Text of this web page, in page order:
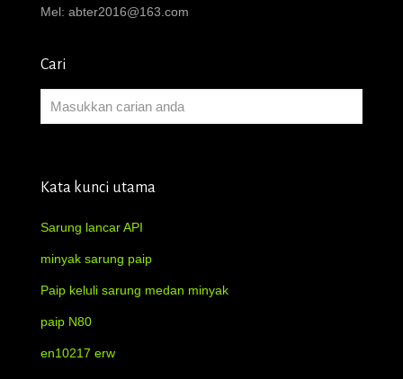
Mel: abter2016@163.com
Cari
Kata kunci utama
Sarung lancar API
minyak sarung paip
Paip keluli sarung medan minyak
paip N80
en10217 erw